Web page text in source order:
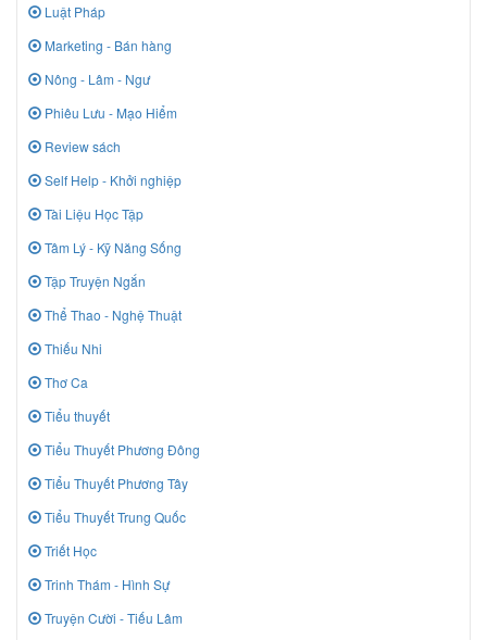
Luật Pháp
Marketing - Bán hàng
Nông - Lâm - Ngư
Phiêu Lưu - Mạo Hiểm
Review sách
Self Help - Khởi nghiệp
Tài Liệu Học Tập
Tâm Lý - Kỹ Năng Sống
Tập Truyện Ngắn
Thể Thao - Nghệ Thuật
Thiếu Nhi
Thơ Ca
Tiểu thuyết
Tiểu Thuyết Phương Đông
Tiểu Thuyết Phương Tây
Tiểu Thuyết Trung Quốc
Triết Học
Trinh Thám - Hình Sự
Truyện Cười - Tiếu Lâm